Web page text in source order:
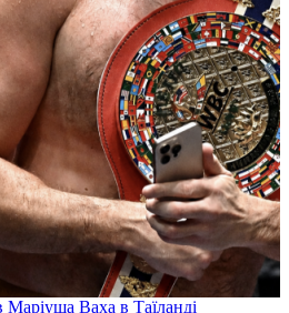
Ваха в Таїланді